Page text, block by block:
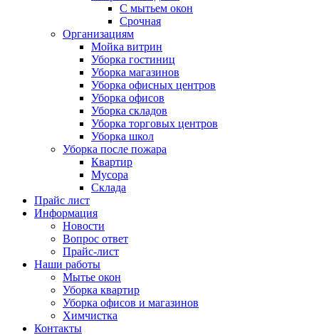
С мытьем окон
Срочная
Организациям
Мойка витрин
Уборка гостиниц
Уборка магазинов
Уборка офисных центров
Уборка офисов
Уборка складов
Уборка торговых центров
Уборка школ
Уборка после пожара
Квартир
Мусора
Склада
Прайс лист
Информация
Новости
Вопрос ответ
Прайс-лист
Наши работы
Мытье окон
Уборка квартир
Уборка офисов и магазинов
Химчистка
Контакты